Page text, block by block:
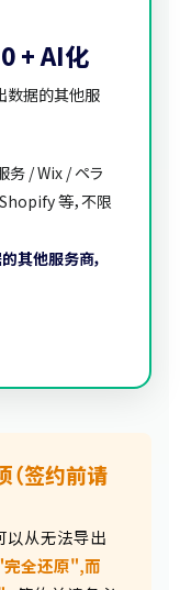
+ AI化
数据的其他服
/ Wix / ペラ
等，不限
其他服务商，
签约前请
以从无法导出
全还原",而